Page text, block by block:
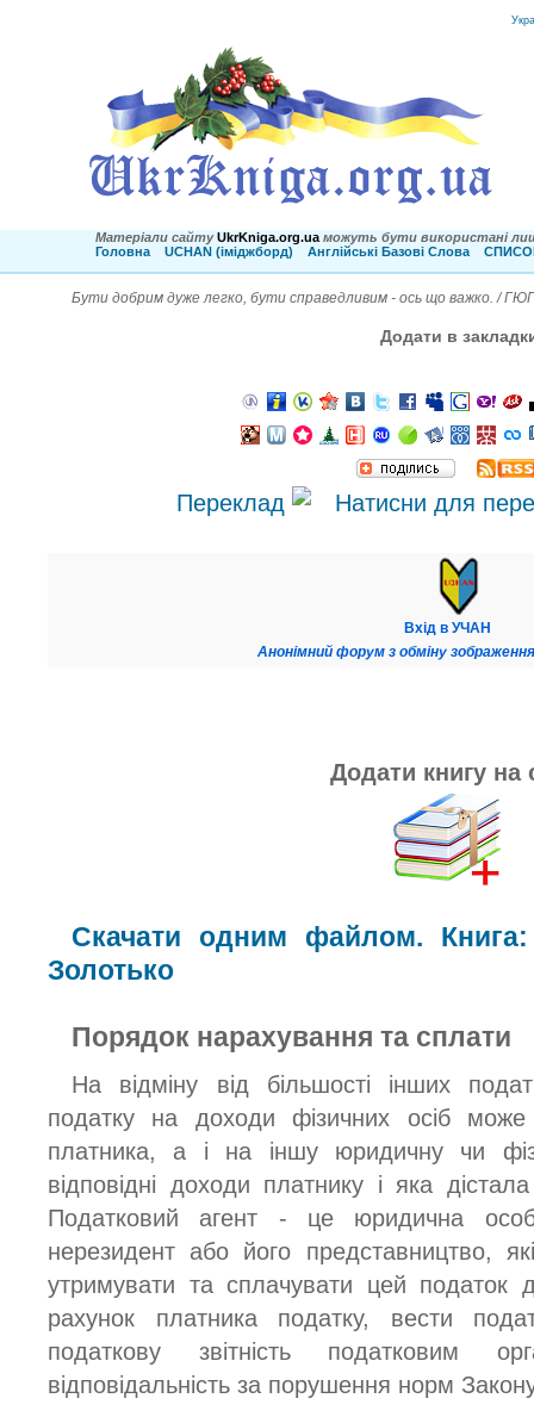
Матеріали сайту UkrKniga.org.ua можуть бути використані
Головна
UCHAN (іміджборд) Англійські Базові Слова
Бути добрим дуже легко, бути справедливим - ось що важко. /
Додати в
Переклад
Вхід в УЧАН
Анонімний форум з обміну
Додати книгу на
Скачати одним файлом.
Золотько
Порядок нарахування та сплати
На відміну від більшості інших
податку на доходи фізичних осіб
платника, а і на іншу юридичну чи
відповідні доходи платнику і яка
Податковий агент - це юридична
нерезидент або його представництво,
утримувати та сплачувати цей податок
рахунок платника податку, вести
податкову звітність податковим
відповідальність за порушення норм